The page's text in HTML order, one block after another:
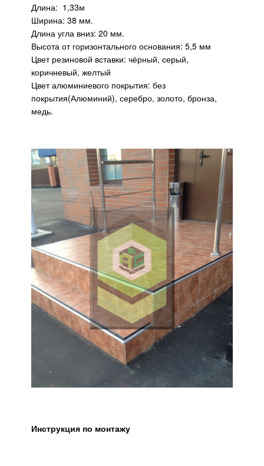
Длина: 1,33м
Ширина: 38 мм.
Длина угла вниз: 20 мм.
Высота от горизонтального основания: 5,5 мм
Цвет резиновой вставки: чёрный, серый,
коричневый, желтый
Цвет алюминиевого покрытия: без
покрытия(Алюминий), серебро, золото, бронза,
медь.
Инструкция по монтажу